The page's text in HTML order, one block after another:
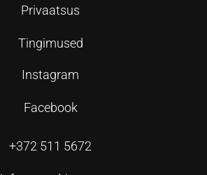
Privaatsus
Tingimused
Instagram
Facebook
+372 511 5672